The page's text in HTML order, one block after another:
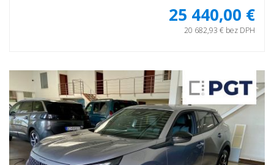
25 440,00 €
20 682,93 € bez DPH